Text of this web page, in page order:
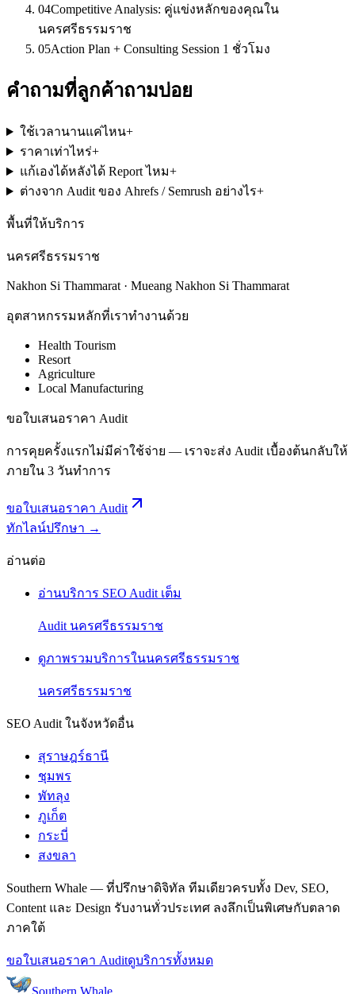
04Competitive Analysis: คู่แข่งหลักของคุณใน
นครศรีธรรมราช
05Action Plan + Consulting Session 1 ชั่วโมง
คำถามที่ลูกค้าถามบ่อย
ใช้เวลานานแค่ไหน+
ราคาเท่าไหร่+
แก้เองได้หลังได้ Report ไหม+
ต่างจาก Audit ของ Ahrefs / Semrush อย่างไร+
พื้นที่ให้บริการ
นครศรีธรรมราช
Nakhon Si Thammarat · Mueang Nakhon Si Thammarat
อุตสาหกรรมหลักที่เราทำงานด้วย
Health Tourism
Resort
Agriculture
Local Manufacturing
ขอใบเสนอราคา Audit
การคุยครั้งแรกไม่มีค่าใช้จ่าย — เราจะส่ง Audit เบื้องต้นกลับให้
ภายใน 3 วันทำการ
ขอใบเสนอราคา Audit
ทักไลน์ปรึกษา →
อ่านต่อ
อ่านบริการ SEO Audit เต็ม
Audit นครศรีธรรมราช
ดูภาพรวมบริการในนครศรีธรรมราช
นครศรีธรรมราช
SEO Audit ในจังหวัดอื่น
สุราษฎร์ธานี
ชุมพร
พัทลุง
ภูเก็ต
กระบี่
สงขลา
Southern Whale — ที่ปรึกษาดิจิทัล ทีมเดียวครบทั้ง Dev, SEO,
Content และ Design รับงานทั่วประเทศ ลงลึกเป็นพิเศษกับตลาด
ภาคใต้
ขอใบเสนอราคา Auditดูบริการทั้งหมด